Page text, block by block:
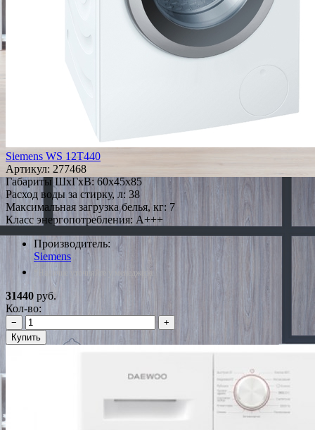
Siemens WS 12T440
Артикул: 277468
Габариты ШxГxВ: 60x45x85
Расход воды за стирку, л: 38
Максимальная загрузка белья, кг: 7
Класс энергопотребления: A+++
Производитель:
Siemens
*Наличие уточняйте у менеджера
31440 руб.
Кол-во:
−
+
Купить